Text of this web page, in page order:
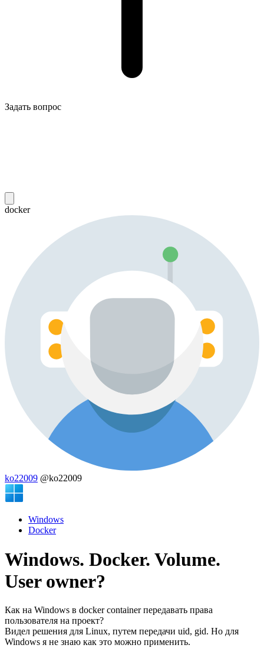
Задать вопрос
docker
ko22009 @ko22009
Windows
Docker
Windows. Docker. Volume.
User owner?
Как на Windows в docker container передавать права
пользователя на проект?
Видел решения для Linux, путем передачи uid, gid. Но для
Windows я не знаю как это можно применить.